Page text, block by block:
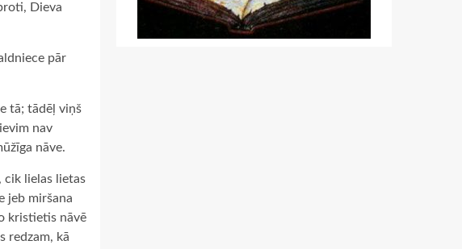
Dieva
pār
tā; tādēļ viņš
nav
nāve.
cik lielas lietas
jeb miršana
kristietis nāvē
redzam, kā